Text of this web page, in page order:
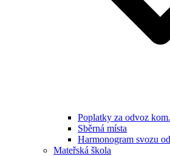
Poplatky za odvoz
Sběrná místa
Harmonogram svozu
Mateřská škola